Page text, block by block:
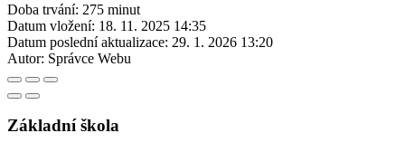
Doba trvání: 275 minut
Datum vložení: 18. 11. 2025 14:35
Datum poslední aktualizace: 29. 1. 2026 13:20
Autor: Správce Webu
Základní škola